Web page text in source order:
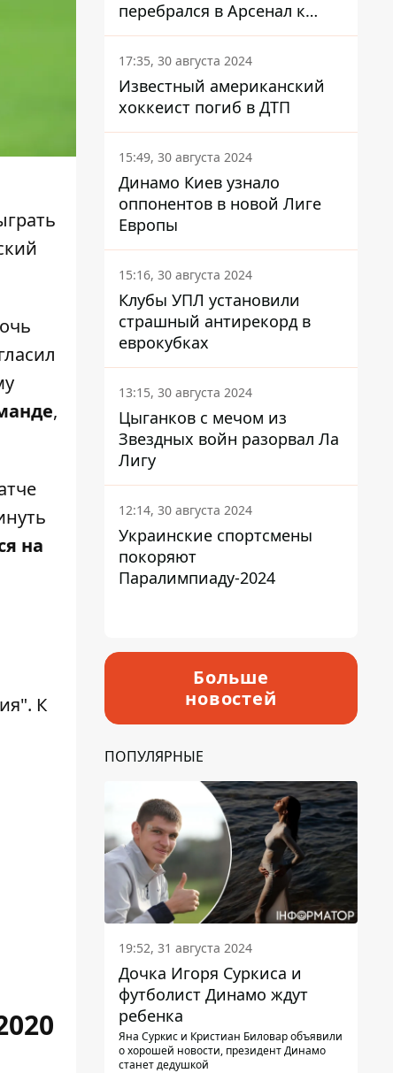
,
на
К
перебрался в Арсенал к
Зинченко
17:35, 30 августа 2024
Известный американский
хоккеист погиб в ДТП
15:49, 30 августа 2024
Динамо Киев узнало
оппонентов в новой Лиге
Европы
15:16, 30 августа 2024
Клубы УПЛ установили
страшный антирекорд в
еврокубках
13:15, 30 августа 2024
Цыганков с мечом из
Звездных войн разорвал Ла
Лигу
12:14, 30 августа 2024
Украинские спортсмены
покоряют
Паралимпиаду-2024
Больше
новостей
ПОПУЛЯРНЫЕ
19:52, 31 августа 2024
Дочка Игоря Суркиса и
футболист Динамо ждут
ребенка
Яна Суркис и Кристиан Биловар объявили
о хорошей новости, президент Динамо
станет дедушкой